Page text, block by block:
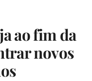
ao fim da
novos